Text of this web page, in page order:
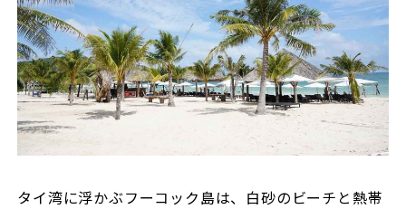
タイ湾に浮かぶフーコック島は、白砂のビーチと熱帯